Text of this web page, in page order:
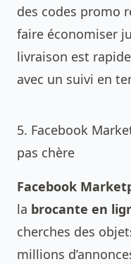
des codes promo
faire économiser
livraison est
avec un suivi en
5. Facebook
pas chère
Facebook
la brocante en
cherches des
millions